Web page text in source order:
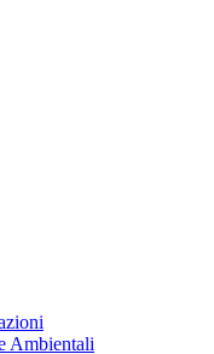
Ambientali